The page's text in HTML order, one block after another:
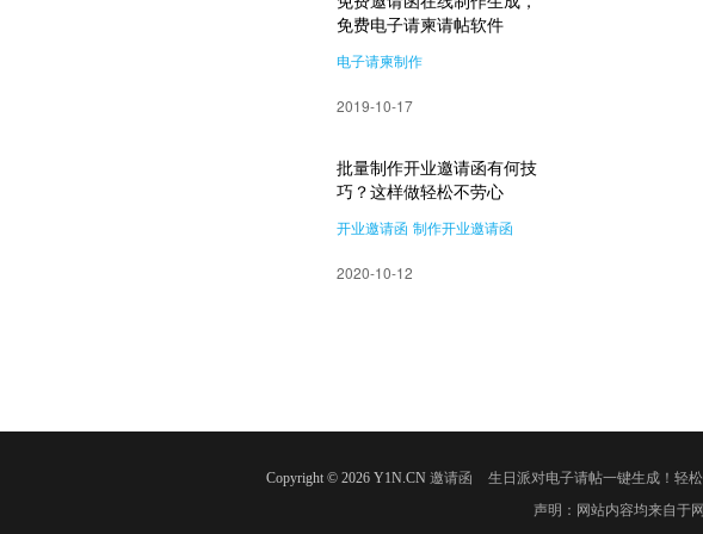
免费电子请柬请帖软件
电子请柬制作
2019-10-17
批量制作开业邀请函有何技
巧？这样做轻松不劳心
开业邀请函 制作开业邀请函
2020-10-12
Copyright © 2026 Y1N.CN 邀请函 生日派对电子请帖一键生成！轻
声明：网站内容均来自于